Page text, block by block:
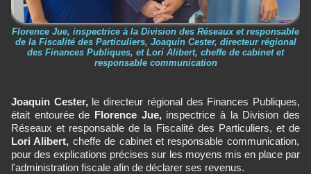
Florence Jue, inspectrice à la Division des Réseaux et responsable
de la Fiscalité des Particuliers, Joaquin Cester, directeur régional
des Finances Publiques, et Lori Alibert, cheffe de cabinet et
responsable communication
Joaquin Cester,le directeur régional des Finances Publiques,
était entourée de Florence Jue,inspectrice à la Division des
Réseaux et responsable de la Fiscalité des Particuliers, et de
Lori Alibert, cheffe de cabinet et responsable communication,
pour des explications précises sur les moyens mis en place par
l'administration fiscale afin de déclarer ses revenus.